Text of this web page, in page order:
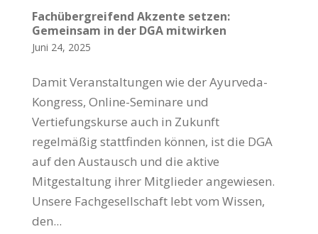
Fachübergreifend Akzente setzen:
Gemeinsam in der DGA mitwirken
Juni 24, 2025
Damit Veranstaltungen wie der Ayurveda-
Kongress, Online-Seminare und
Vertiefungskurse auch in Zukunft
regelmäßig stattfinden können, ist die DGA
auf den Austausch und die aktive
Mitgestaltung ihrer Mitglieder angewiesen.
Unsere Fachgesellschaft lebt vom Wissen,
den...